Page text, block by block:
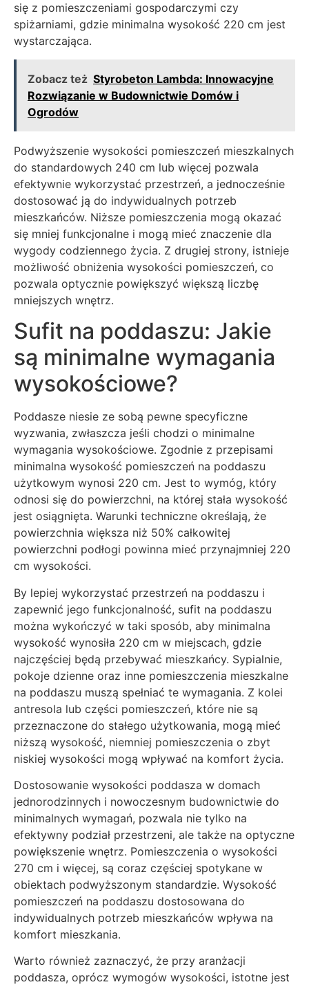
się z pomieszczeniami gospodarczymi czy
spiżarniami, gdzie minimalna wysokość 220 cm jest
wystarczająca.
Zobacz też Styrobeton Lambda: Innowacyjne
Rozwiązanie w Budownictwie Domów i
Ogrodów
Podwyższenie wysokości pomieszczeń mieszkalnych
do standardowych 240 cm lub więcej pozwala
efektywnie wykorzystać przestrzeń, a jednocześnie
dostosować ją do indywidualnych potrzeb
mieszkańców. Niższe pomieszczenia mogą okazać
się mniej funkcjonalne i mogą mieć znaczenie dla
wygody codziennego życia. Z drugiej strony, istnieje
możliwość obniżenia wysokości pomieszczeń, co
pozwala optycznie powiększyć większą liczbę
mniejszych wnętrz.
Sufit na poddaszu: Jakie
są minimalne wymagania
wysokościowe?
Poddasze niesie ze sobą pewne specyficzne
wyzwania, zwłaszcza jeśli chodzi o minimalne
wymagania wysokościowe. Zgodnie z przepisami
minimalna wysokość pomieszczeń na poddaszu
użytkowym wynosi 220 cm. Jest to wymóg, który
odnosi się do powierzchni, na której stała wysokość
jest osiągnięta. Warunki techniczne określają, że
powierzchnia większa niż 50% całkowitej
powierzchni podłogi powinna mieć przynajmniej 220
cm wysokości.
By lepiej wykorzystać przestrzeń na poddaszu i
zapewnić jego funkcjonalność, sufit na poddaszu
można wykończyć w taki sposób, aby minimalna
wysokość wynosiła 220 cm w miejscach, gdzie
najczęściej będą przebywać mieszkańcy. Sypialnie,
pokoje dzienne oraz inne pomieszczenia mieszkalne
na poddaszu muszą spełniać te wymagania. Z kolei
antresola lub części pomieszczeń, które nie są
przeznaczone do stałego użytkowania, mogą mieć
niższą wysokość, niemniej pomieszczenia o zbyt
niskiej wysokości mogą wpływać na komfort życia.
Dostosowanie wysokości poddasza w domach
jednorodzinnych i nowoczesnym budownictwie do
minimalnych wymagań, pozwala nie tylko na
efektywny podział przestrzeni, ale także na optyczne
powiększenie wnętrz. Pomieszczenia o wysokości
270 cm i więcej, są coraz częściej spotykane w
obiektach podwyższonym standardzie. Wysokość
pomieszczeń na poddaszu dostosowana do
indywidualnych potrzeb mieszkańców wpływa na
komfort mieszkania.
Warto również zaznaczyć, że przy aranżacji
poddasza, oprócz wymogów wysokości, istotne jest